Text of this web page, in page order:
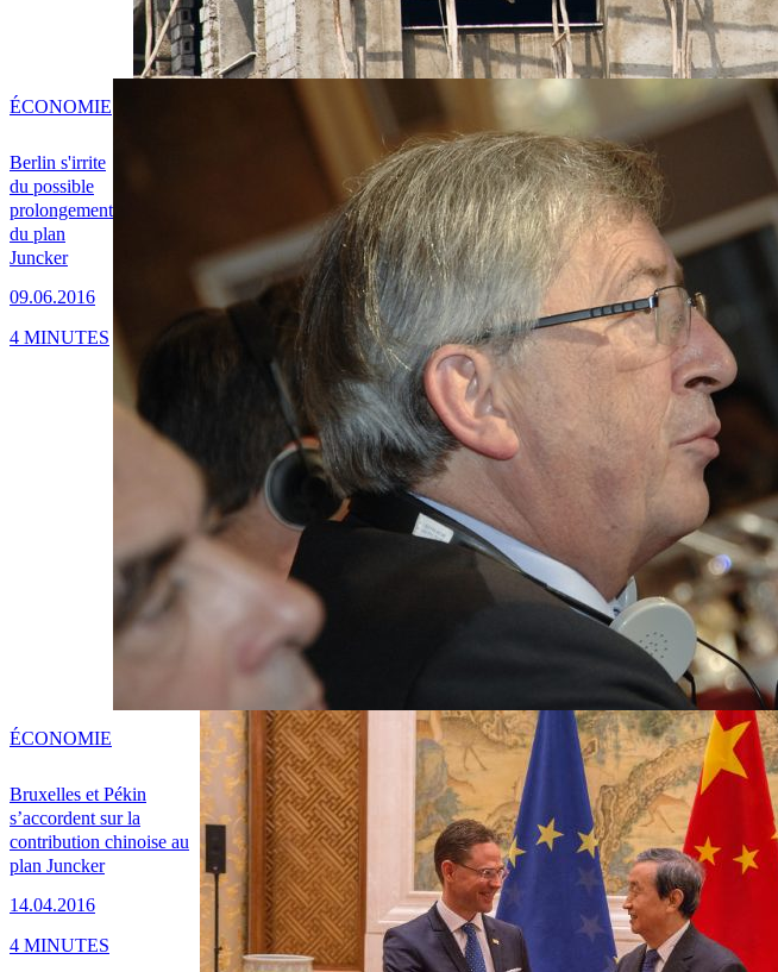
Berlin s'irrite
du possible
prolongement
du plan
Juncker
09.06.2016
ÉCONOMIE
4 MINUTES
Bruxelles et Pékin
s’accordent sur la
contribution chinoise au
plan Juncker
14.04.2016
ÉCONOMIE
4 MINUTES